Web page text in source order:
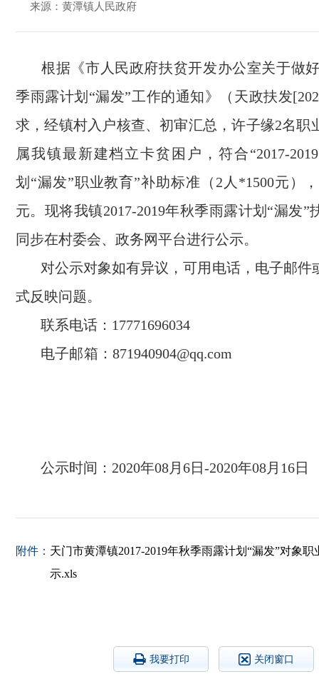
来源：黄潭镇人民政府
根据《市人民政府扶贫开发办公室关于做好
季雨露计划“漏发”工作的通知》（天政扶发
求，经镇村入户核查、初审汇总，许子缘2名职
属我镇最新建档立卡贫困户，符合“2017-
划“漏发”职业教育”补助标准（2人*1500元）
元。现将我镇2017-2019年秋季雨露计划“漏发”
同步在村委会、政务网平台进行公示。
对公示对象如有异议，可用电话，电子邮件
式反映问题。
联系电话：17771696034
电子邮箱：
公示时间：2020年08月6日-2020年08月16日
附件： 天门市黄潭镇2017-2019年秋季雨露计划“漏发”对象
示.xls
我要打印 关闭窗口